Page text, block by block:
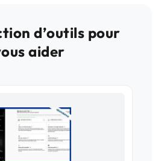
d’outils pour
aider